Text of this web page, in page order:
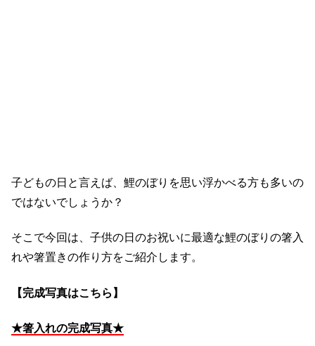
子どもの日と言えば、鯉のぼりを思い浮かべる方も多いの
ではないでしょうか？
そこで今回は、子供の日のお祝いに最適な鯉のぼりの箸入
れや箸置きの作り方をご紹介します。
【完成写真はこちら】
★箸入れの完成写真★